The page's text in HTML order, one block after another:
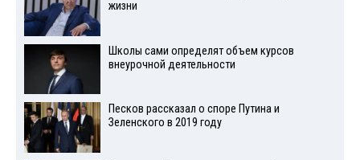
жизни
Школы сами определят объем курсов
внеурочной деятельности
Песков рассказал о споре Путина и
Зеленского в 2019 году